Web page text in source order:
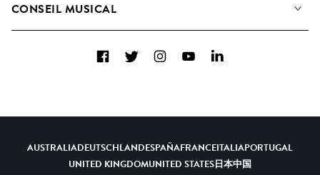
Comment nous utilisons l’IA
CONSEIL MUSICAL
FacebookTwitterInstagramYouTubeLinkedIn
AUSTRALIADEUTSCHLANDESPAÑAFRANCEITALIAPORTUGAL
UNITED KINGDOMUNITED STATES日本中国